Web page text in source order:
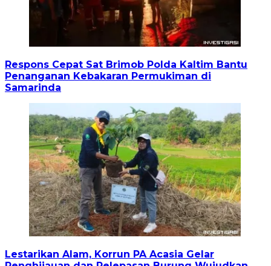
Respons Cepat Sat Brimob Polda Kaltim Bantu
Penanganan Kebakaran Permukiman di
Samarinda
Lestarikan Alam, Korrun PA Acasia Gelar